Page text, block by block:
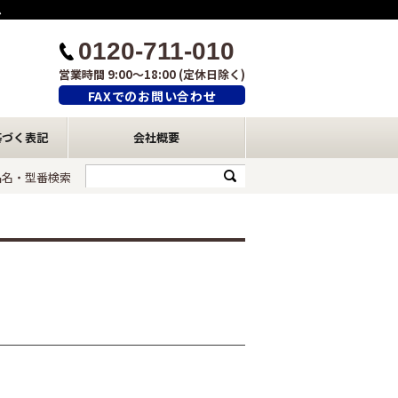
0120-711-010
営業時間 9:00～18:00 (定休日除く)
FAXでのお問い合わせ
く表記 会社概要
・型番検索